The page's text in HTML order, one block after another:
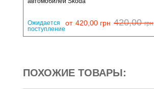
Ожидается
поступление
от 420,00 грн 420,00грн
ПОХОЖИЕ ТОВАРЫ: